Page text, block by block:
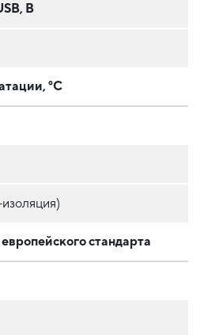
В
°C
стандарта